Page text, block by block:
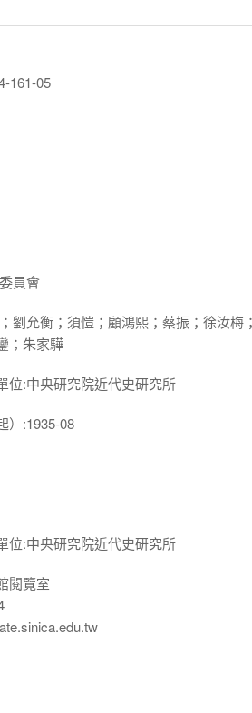
161-05
員會
劉允衡；須愷；顧鴻熙；蔡振；徐汝
；朱家驊
位:中央研究院近代史研究所
）:1935-08
位:中央研究院近代史研究所
閱覽室